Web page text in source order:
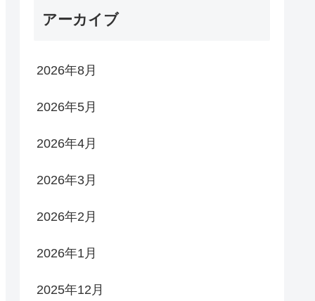
アーカイブ
2026年8月
2026年5月
2026年4月
2026年3月
2026年2月
2026年1月
2025年12月